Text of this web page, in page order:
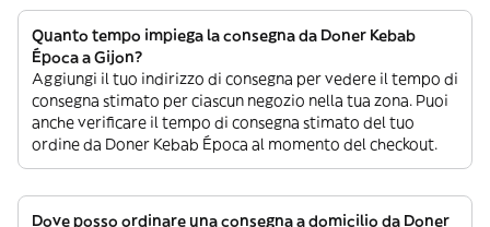
Quanto tempo impiega la consegna da Doner Kebab
Época a Gijon?
Aggiungi il tuo indirizzo di consegna per vedere il tempo di
consegna stimato per ciascun negozio nella tua zona. Puoi
anche verificare il tempo di consegna stimato del tuo
ordine da Doner Kebab Época al momento del checkout.
Dove posso ordinare una consegna a domicilio da Doner